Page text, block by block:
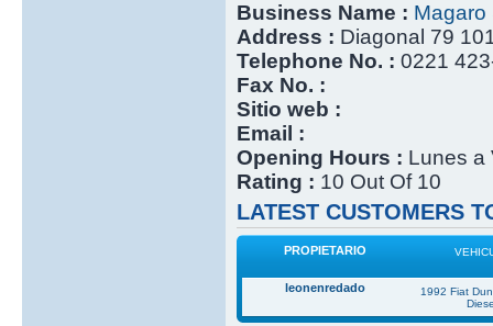
Business Name : Magaro
Address : Diagonal 79
Telephone No. : 0221
Fax No. :
Sitio web :
Email :
Opening Hours : Lunes a
Rating : 10 Out Of 10
LATEST CUSTOMERS
PROPIETARIO
leonenredado
1992 Fiat